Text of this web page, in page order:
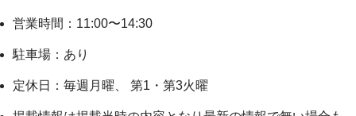
営業時間：11:00〜14:30
駐車場：あり
定休日：毎週月曜、 第1・第3火曜